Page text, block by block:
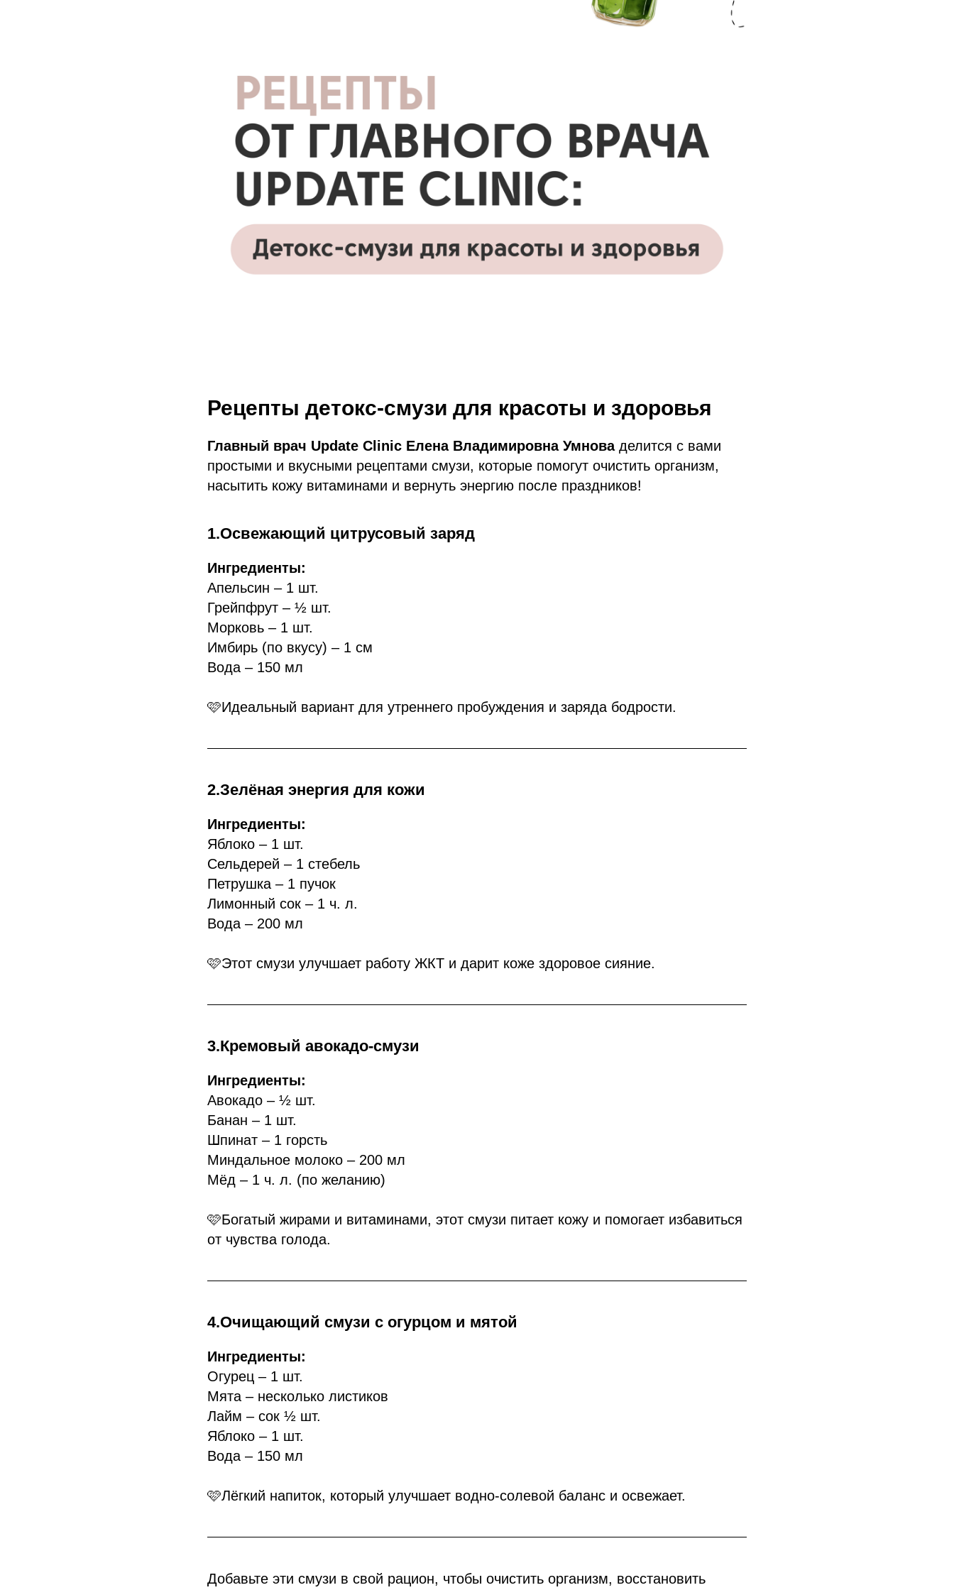
Рецепты детокс-смузи для красоты и здоровья
Главный врач Update Clinic Елена Владимировна Умноваделится с вами
простыми и вкусными рецептами смузи, которые помогут очистить организм,
насытить кожу витаминами и вернуть энергию после праздников!
1.Освежающий цитрусовый заряд
Ингредиенты:
Апельсин – 1 шт.
Грейпфрут – ½ шт.
Морковь – 1 шт.
Имбирь (по вкусу) – 1 см
Вода – 150 мл
🩷Идеальный вариант для утреннего пробуждения и заряда бодрости.
2.Зелёная энергия для кожи
Ингредиенты:
Яблоко – 1 шт.
Сельдерей – 1 стебель
Петрушка – 1 пучок
Лимонный сок – 1 ч. л.
Вода – 200 мл
🩷Этот смузи улучшает работу ЖКТ и дарит коже здоровое сияние.
3.Кремовый авокадо-смузи
Ингредиенты:
Авокадо – ½ шт.
Банан – 1 шт.
Шпинат – 1 горсть
Миндальное молоко – 200 мл
Мёд – 1 ч. л. (по желанию)
🩷Богатый жирами и витаминами, этот смузи питает кожу и помогает избавиться
от чувства голода.
4.Очищающий смузи с огурцом и мятой
Ингредиенты:
Огурец – 1 шт.
Мята – несколько листиков
Лайм – сок ½ шт.
Яблоко – 1 шт.
Вода – 150 мл
🩷Лёгкий напиток, который улучшает водно-солевой баланс и освежает.
Добавьте эти смузи в свой рацион, чтобы очистить организм, восстановить